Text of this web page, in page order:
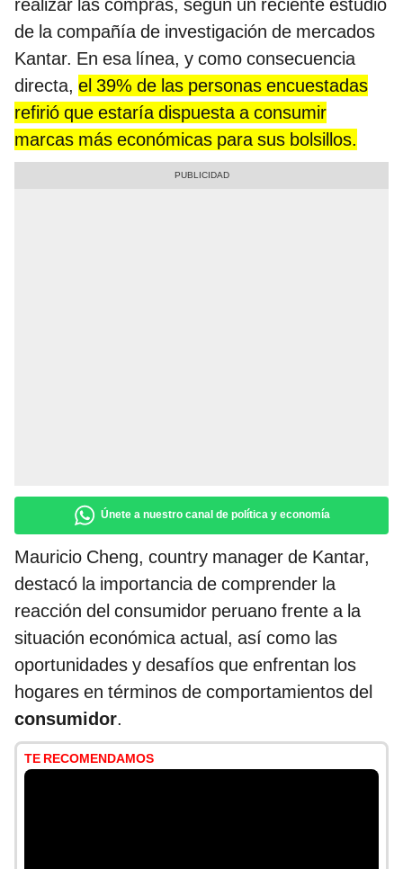
realizar las compras, según un reciente estudio
de la compañía de investigación de mercados
Kantar. En esa línea, y como consecuencia
directa, el 39% de las personas encuestadas
refirió que estaría dispuesta a consumir
marcas más económicas para sus bolsillos.
Únete a nuestro canal de política y economía
Mauricio Cheng, country manager de Kantar,
destacó la importancia de comprender la
reacción del consumidor peruano frente a la
situación económica actual, así como las
oportunidades y desafíos que enfrentan los
hogares en términos de comportamientos del
consumidor.
TE RECOMENDAMOS